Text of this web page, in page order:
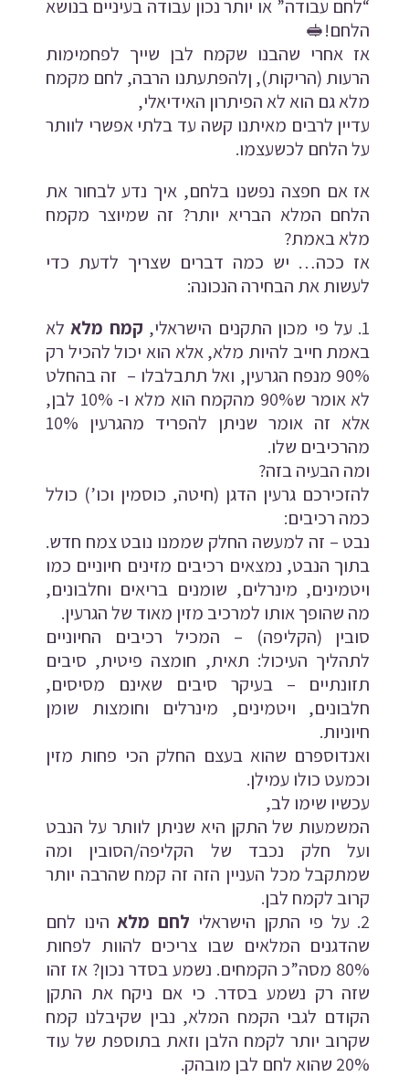
“לחם עבודה” או יותר נכון עבודה בעיניים בנושא
הלחם!🥪
אז אחרי שהבנו שקמח לבן שייך לפחמימות
הרעות (הריקות), ןלהפתעתנו הרבה, לחם מקמח
מלא גם הוא לא הפיתרון האידיאלי,
עדיין לרבים מאיתנו קשה עד בלתי אפשרי לוותר
על הלחם לכשעצמו.
אז אם חפצה נפשנו בלחם, איך נדע לבחור את
הלחם המלא הבריא יותר? זה שמיוצר מקמח
מלא באמת?
אז ככה… יש כמה דברים שצריך לדעת כדי
לעשות את הבחירה הנכונה:
על פי מכון התקנים הישראלי, קמח מלאלא
באמת חייב להיות מלא, אלא הוא יכול להכיל רק
90% מנפח הגרעין, ואל תתבלבלו – זה בהחלט
לא אומר ש90% מהקמח הוא מלא ו- 10% לבן,
אלא זה אומר שניתן להפריד מהגרעין 10%
מהרכיבים שלו.
ומה הבעיה בזה?
להזכירכם גרעין הדגן (חיטה, כוסמין וכו’) כולל
כמה רכיבים:
נבט – זה למעשה החלק שממנו נובט צמח חדש.
בתוך הנבט, נמצאים רכיבים מזינים חיוניים כמו
ויטמינים, מינרלים, שומנים בריאים וחלבונים,
מה שהופך אותו למרכיב מזין מאוד של הגרעין.
סובין (הקליפה) – המכיל רכיבים החיוניים
לתהליך העיכול: תאית, חומצה פיטית, סיבים
תזונתיים – בעיקר סיבים שאינם מסיסים,
חלבונים, ויטמינים, מינרלים וחומצות שומן
חיוניות.
ואנדוספרם שהוא בעצם החלק הכי פחות מזין
וכמעט כולו עמילן.
עכשיו שימו לב,
המשמעות של התקן היא שניתן לוותר על הנבט
ועל חלק נכבד של הקליפה/הסובין ומה
שמתקבל מכל העניין הזה זה קמח שהרבה יותר
קרוב לקמח לבן.
על פי התקן הישראלי לחם מלאהינו לחם
שהדגנים המלאים שבו צריכים להוות לפחות
80% מסה”כ הקמחים. נשמע בסדר נכון? אז זהו
שזה רק נשמע בסדר. כי אם ניקח את התקן
הקודם לגבי הקמח המלא, נבין שקיבלנו קמח
שקרוב יותר לקמח הלבן וזאת בתוספת של עוד
20% שהוא לחם לבן מובהק.